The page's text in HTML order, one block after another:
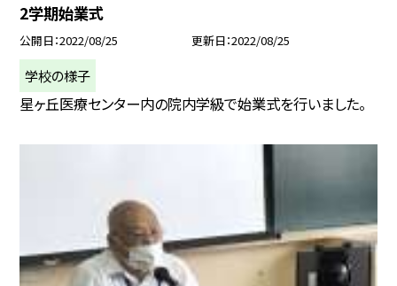
2学期始業式
公開日 2022/08/25 更新日 2022/08/25
学校の様子
星ヶ丘医療センター内の院内学級で始業式を行いました。